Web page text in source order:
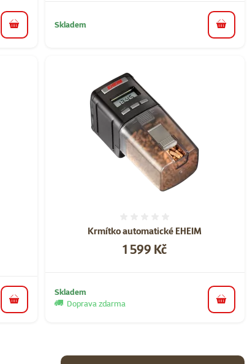
do košíku Skladem do
do košíku
Krmítko automatické EHEIM
Cena
1 599 Kč
Skladem
Doprava zdarma
do